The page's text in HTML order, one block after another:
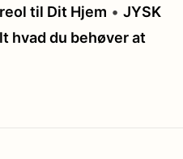
til Dit Hjem • JYSK
hvad du behøver at